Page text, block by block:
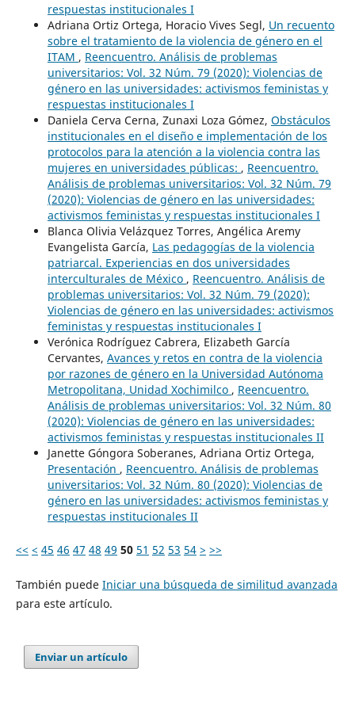
respuestas institucionales I
Adriana Ortiz Ortega, Horacio Vives Segl, Un recuento
sobre el tratamiento de la violencia de género en el
ITAM , Reencuentro. Análisis de problemas
universitarios: Vol. 32 Núm. 79 (2020): Violencias de
género en las universidades: activismos feministas y
respuestas institucionales I
Daniela Cerva Cerna, Zunaxi Loza Gómez, Obstáculos
institucionales en el diseño e implementación de los
protocolos para la atención a la violencia contra las
mujeres en universidades públicas: , Reencuentro.
Análisis de problemas universitarios: Vol. 32 Núm. 79
(2020): Violencias de género en las universidades:
activismos feministas y respuestas institucionales I
Blanca Olivia Velázquez Torres, Angélica Aremy
Evangelista García, Las pedagogías de la violencia
patriarcal. Experiencias en dos universidades
interculturales de México , Reencuentro. Análisis de
problemas universitarios: Vol. 32 Núm. 79 (2020):
Violencias de género en las universidades: activismos
feministas y respuestas institucionales I
Verónica Rodríguez Cabrera, Elizabeth García
Cervantes, Avances y retos en contra de la violencia
por razones de género en la Universidad Autónoma
Metropolitana, Unidad Xochimilco , Reencuentro.
Análisis de problemas universitarios: Vol. 32 Núm. 80
(2020): Violencias de género en las universidades:
activismos feministas y respuestas institucionales II
Janette Góngora Soberanes, Adriana Ortiz Ortega,
Presentación , Reencuentro. Análisis de problemas
universitarios: Vol. 32 Núm. 80 (2020): Violencias de
género en las universidades: activismos feministas y
respuestas institucionales II
<< < 45 46 47 48 49 50 51 52 53 54 > >>
También puede Iniciar una búsqueda de similitud avanzada
para este artículo.
Enviar un artículo